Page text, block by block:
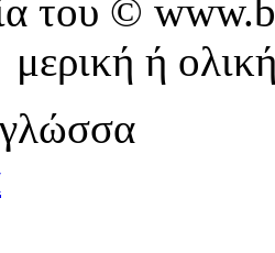
του ©
μερική ή
γλώσσα